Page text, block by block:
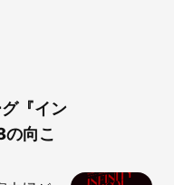
『イン
向こ